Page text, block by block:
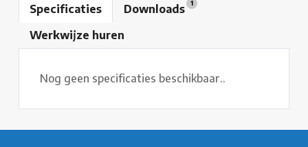
Specificaties Downloads 1
Werkwijze huren
Nog geen specificaties beschikbaar..